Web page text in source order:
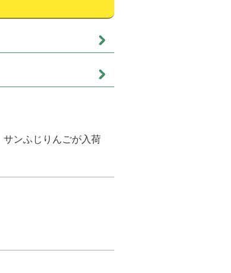
サンふじりんごが入荷